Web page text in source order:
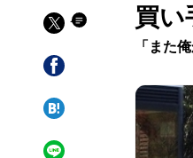
買い
「また